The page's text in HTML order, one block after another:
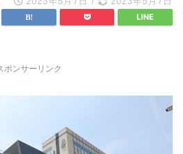
ポンサーリンク